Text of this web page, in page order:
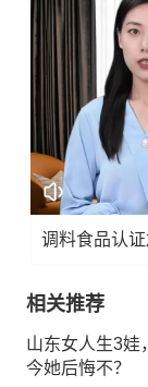
调料食品认
相关推荐
山东女人生3娃
今她后悔不？